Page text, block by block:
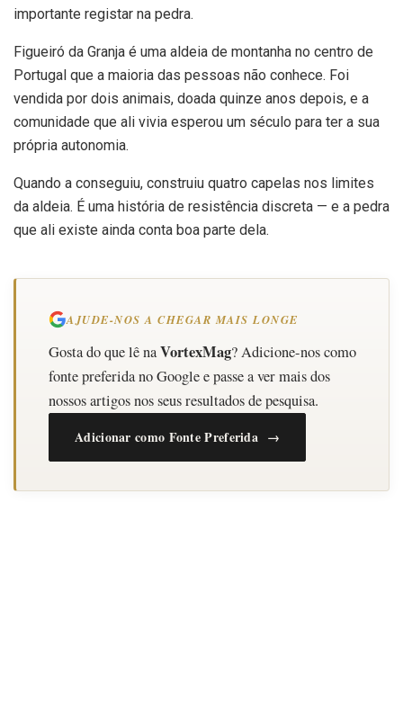
importante registar na pedra.
Figueiró da Granja é uma aldeia de montanha no centro de
Portugal que a maioria das pessoas não conhece. Foi
vendida por dois animais, doada quinze anos depois, e a
comunidade que ali vivia esperou um século para ter a sua
própria autonomia.
Quando a conseguiu, construiu quatro capelas nos limites
da aldeia. É uma história de resistência discreta — e a pedra
que ali existe ainda conta boa parte dela.
AJUDE-NOS A CHEGAR MAIS LONGE
Gosta do que lê naVortexMag? Adicione-nos como
fonte preferida no Google e passe a ver mais dos
nossos artigos nos seus resultados de pesquisa.
Adicionar como Fonte Preferida →